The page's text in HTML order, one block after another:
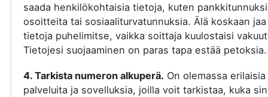
saada henkilökohtaisia tietoja, kuten
osoitteita tai sosiaaliturvatunnuksia. Älä koskaan
tietoja puhelimitse, vaikka soittaja kuulostaisi
Tietojesi suojaaminen on paras tapa estää petoksia.
4. Tarkista numeron alkuperä. On olemassa erilaisia
palveluita ja sovelluksia, joilla voit tarkistaa, kuka